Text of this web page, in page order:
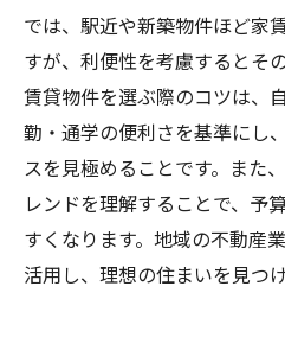
では、駅近や新築物件ほど家
すが、利便性を考慮するとそ
賃貸物件を選ぶ際のコツは、
勤・通学の便利さを基準にし
スを見極めることです。また
レンドを理解することで、予
すくなります。地域の不動産
活用し、理想の住まいを見つ